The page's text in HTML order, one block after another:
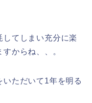
してしまい充分に楽
からね、、。
ただいて1年を明る